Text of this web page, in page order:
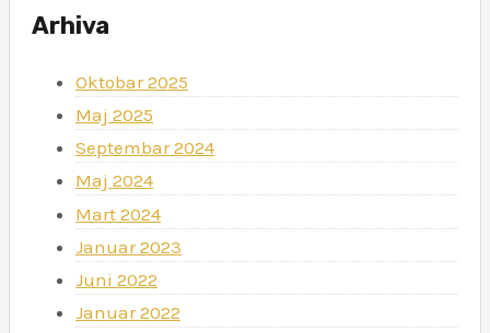
Arhiva
Oktobar 2025
Maj 2025
Septembar 2024
Maj 2024
Mart 2024
Januar 2023
Juni 2022
Januar 2022